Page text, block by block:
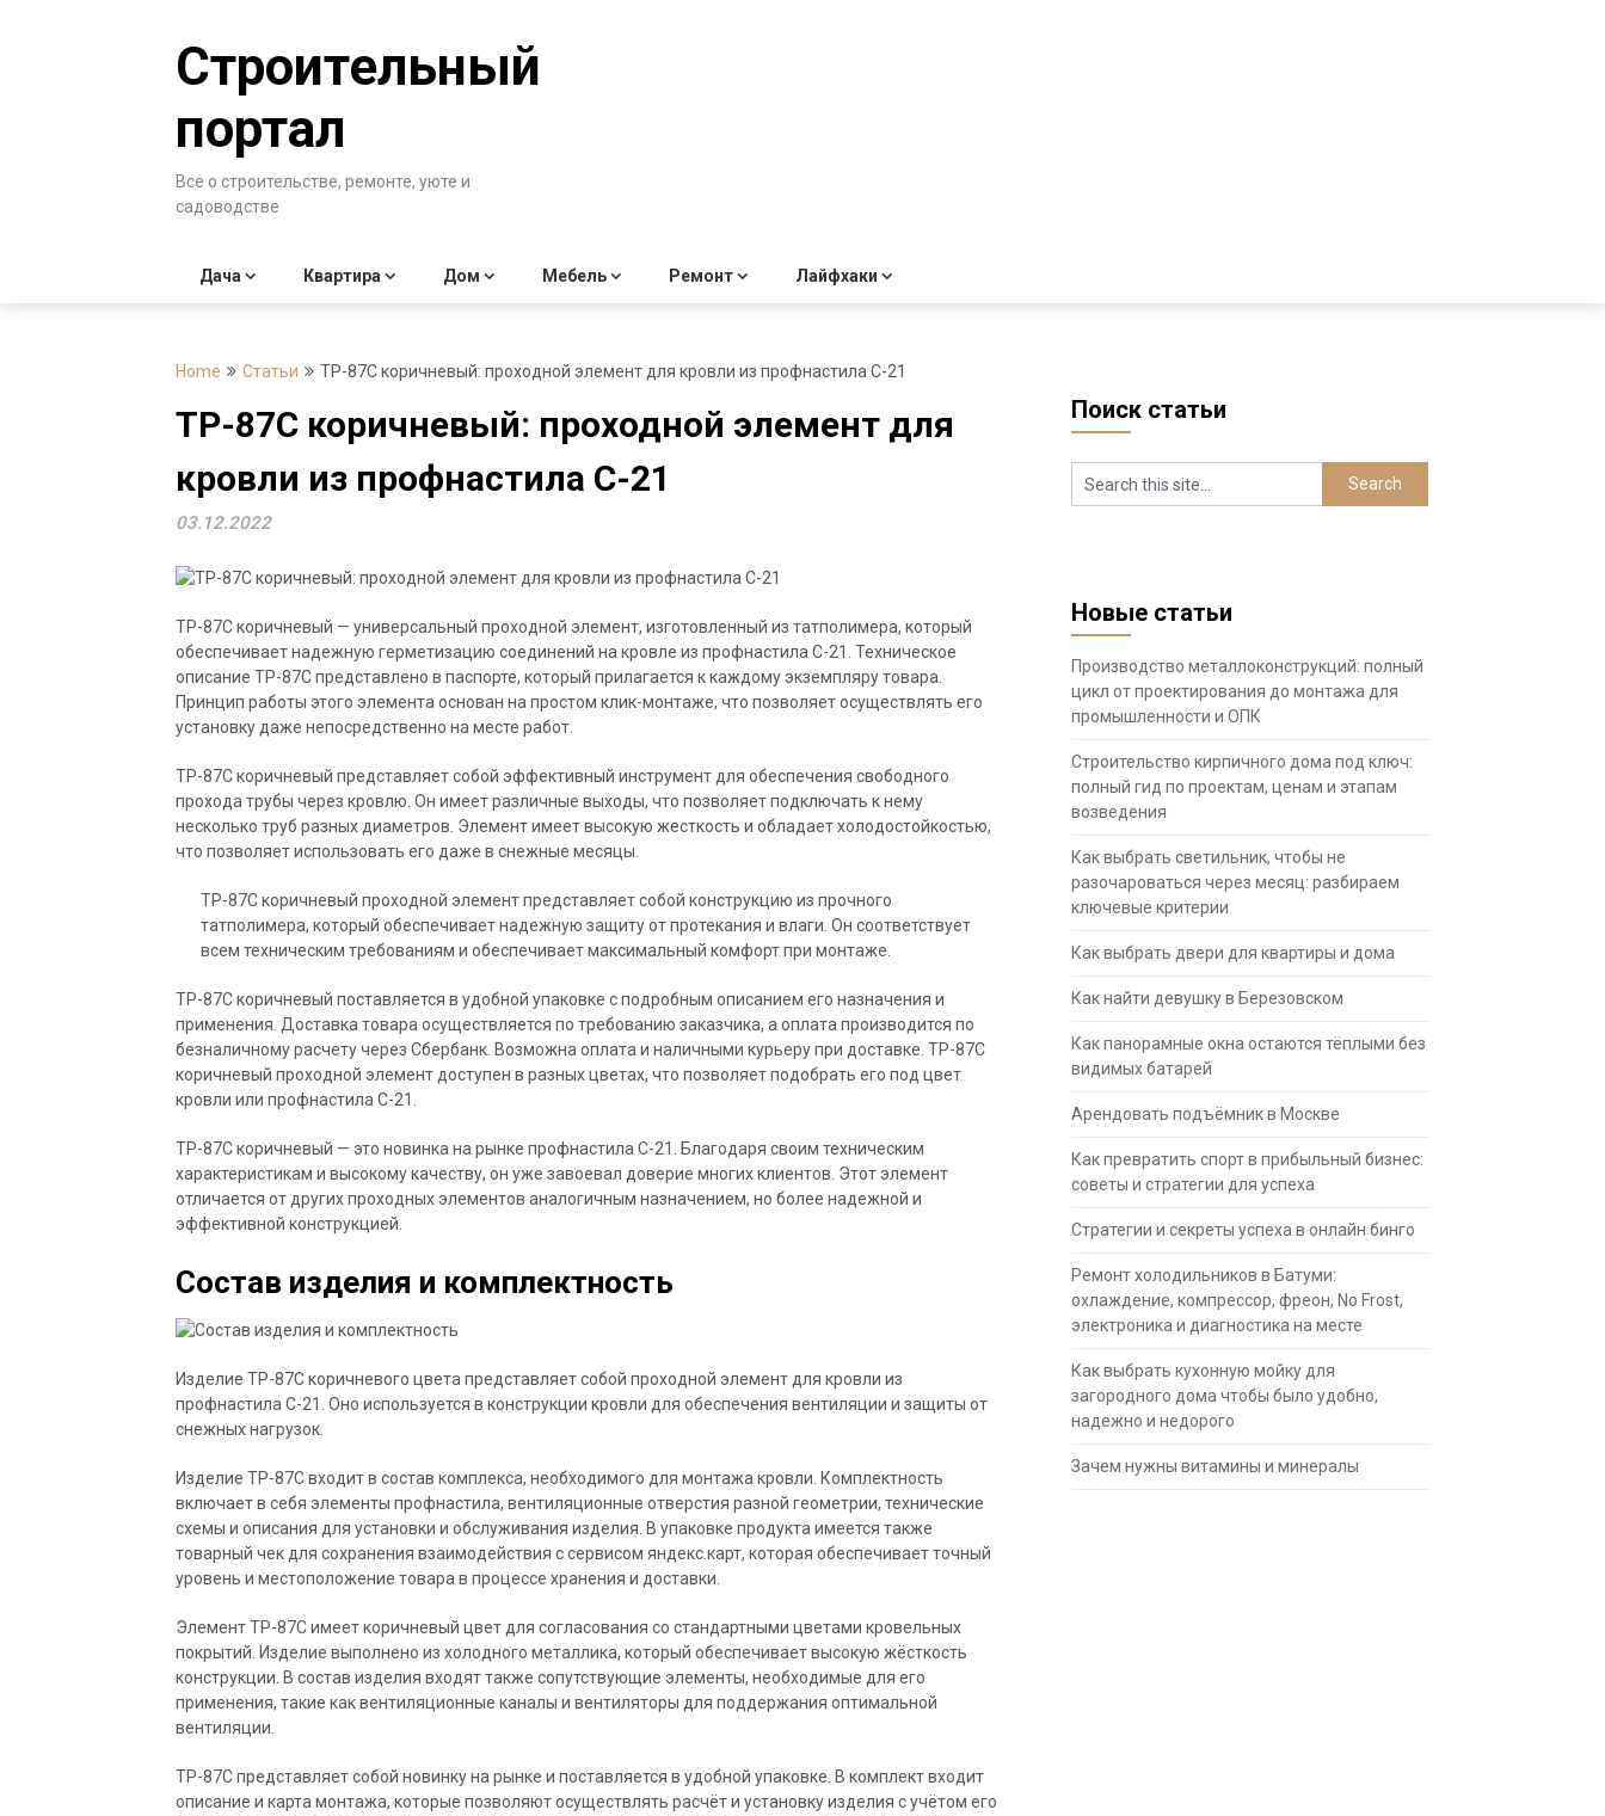
Строительный
портал
Все о строительстве, ремонте, уюте и
садоводстве
Дача Квартира Дом Мебель Ремонт Лайфхаки
Home Статьи TP-87C коричневый: проходной элемент для кровли из профнастила С-21
TP-87C коричневый: проходной элемент для
кровли из профнастила С-21
03.12.2022
TP-87C коричневый — универсальный проходной элемент, изготовленный из татполимера, который
обеспечивает надежную герметизацию соединений на кровле из профнастила С-21. Техническое
описание TP-87C представлено в паспорте, который прилагается к каждому экземпляру товара.
Принцип работы этого элемента основан на простом клик-монтаже, что позволяет осуществлять его
установку даже непосредственно на месте работ.
TP-87C коричневый представляет собой эффективный инструмент для обеспечения свободного
прохода трубы через кровлю. Он имеет различные выходы, что позволяет подключать к нему
несколько труб разных диаметров. Элемент имеет высокую жесткость и обладает холодостойкостью,
что позволяет использовать его даже в снежные месяцы.
TP-87C коричневый проходной элемент представляет собой конструкцию из прочного
татполимера, который обеспечивает надежную защиту от протекания и влаги. Он соответствует
всем техническим требованиям и обеспечивает максимальный комфорт при монтаже.
TP-87C коричневый поставляется в удобной упаковке с подробным описанием его назначения и
применения. Доставка товара осуществляется по требованию заказчика, а оплата производится по
безналичному расчету через Сбербанк. Возможна оплата и наличными курьеру при доставке. TP-87C
коричневый проходной элемент доступен в разных цветах, что позволяет подобрать его под цвет
кровли или профнастила С-21.
TP-87C коричневый — это новинка на рынке профнастила С-21. Благодаря своим техническим
характеристикам и высокому качеству, он уже завоевал доверие многих клиентов. Этот элемент
отличается от других проходных элементов аналогичным назначением, но более надежной и
эффективной конструкцией.
Состав изделия и комплектность
Изделие TP-87C коричневого цвета представляет собой проходной элемент для кровли из
профнастила С-21. Оно используется в конструкции кровли для обеспечения вентиляции и защиты от
снежных нагрузок.
Изделие TP-87C входит в состав комплекса, необходимого для монтажа кровли. Комплектность
включает в себя элементы профнастила, вентиляционные отверстия разной геометрии, технические
схемы и описания для установки и обслуживания изделия. В упаковке продукта имеется также
товарный чек для сохранения взаимодействия с сервисом яндекс.карт, которая обеспечивает точный
уровень и местоположение товара в процессе хранения и доставки.
Элемент TP-87C имеет коричневый цвет для согласования со стандартными цветами кровельных
покрытий. Изделие выполнено из холодного металлика, который обеспечивает высокую жёсткость
конструкции. В состав изделия входят также сопутствующие элементы, необходимые для его
применения, такие как вентиляционные каналы и вентиляторы для поддержания оптимальной
вентиляции.
TP-87C представляет собой новинку на рынке и поставляется в удобной упаковке. В комплект входит
описание и карта монтажа, которые позволяют осуществлять расчёт и установку изделия с учётом его
Поиск статьи
Новые статьи
Производство металлоконструкций: полный
цикл от проектирования до монтажа для
промышленности и ОПК
Строительство кирпичного дома под ключ:
полный гид по проектам, ценам и этапам
возведения
Как выбрать светильник, чтобы не
разочароваться через месяц: разбираем
ключевые критерии
Как выбрать двери для квартиры и дома
Как найти девушку в Березовском
Как панорамные окна остаются тёплыми без
видимых батарей
Арендовать подъёмник в Москве
Как превратить спорт в прибыльный бизнес:
советы и стратегии для успеха
Стратегии и секреты успеха в онлайн бинго
Ремонт холодильников в Батуми:
охлаждение, компрессор, фреон, No Frost,
электроника и диагностика на месте
Как выбрать кухонную мойку для
загородного дома чтобы было удобно,
надежно и недорого
Зачем нужны витамины и минералы